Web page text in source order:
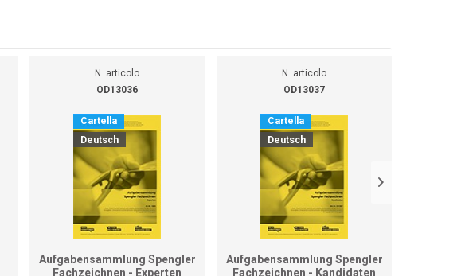
N. articolo
OD13036
Cartella
Deutsch
Aufgabensammlung Spengler
Fachzeichnen - Experten
N. articolo
OD13037
Cartella
Deutsch
Aufgabensammlung Spengler
Fachzeichnen - Kandidaten